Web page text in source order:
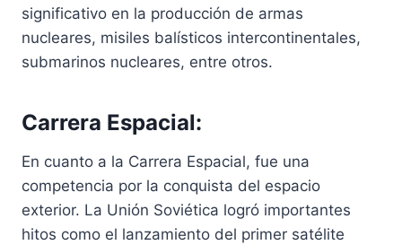
significativo en la producción de armas
nucleares, misiles balísticos intercontinentales,
submarinos nucleares, entre otros.
Carrera Espacial:
En cuanto a la Carrera Espacial, fue una
competencia por la conquista del espacio
exterior. La Unión Soviética logró importantes
hitos como el lanzamiento del primer satélite